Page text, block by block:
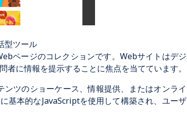
型ツール
ページのコレクションです。Webサイトはデジ
に情報を提示することに焦点を当てています。
ツのショーケース、情報提供、またはオンライ
基本的なJavaScriptを使用して構築され、ユーザ